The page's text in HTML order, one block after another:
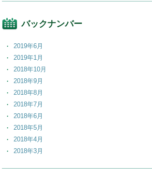
バックナンバー
2019年6月
2019年1月
2018年10月
2018年9月
2018年8月
2018年7月
2018年6月
2018年5月
2018年4月
2018年3月